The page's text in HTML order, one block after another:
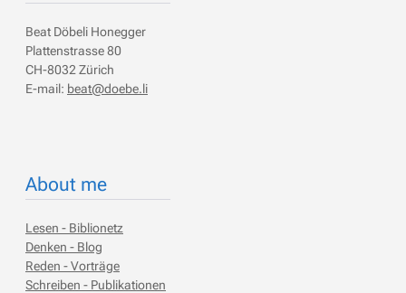
Beat Döbeli Honegger
Plattenstrasse 80
CH-8032 Zürich
E-mail: beat@doebe.li
About me
Lesen - Biblionetz
Denken - Blog
Reden - Vorträge
Schreiben - Publikationen